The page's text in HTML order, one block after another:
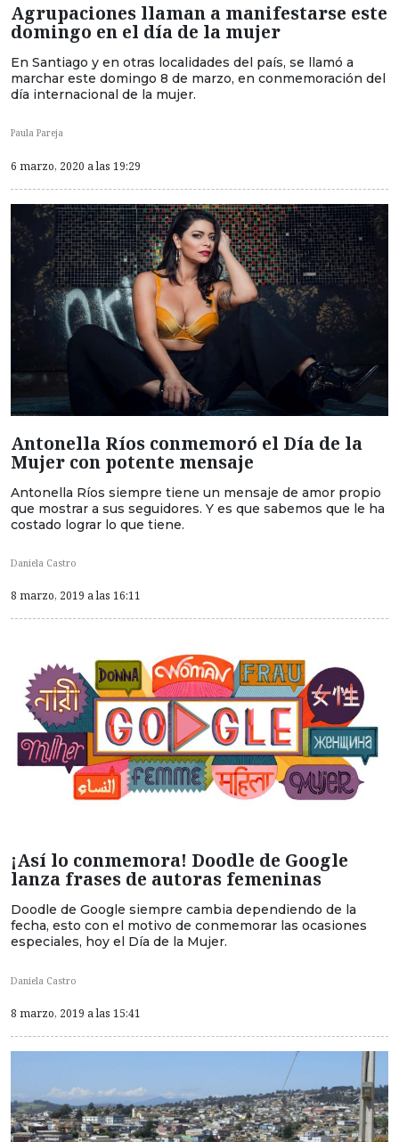
Agrupaciones llaman a manifestarse este
domingo en el día de la mujer
En Santiago y en otras localidades del país, se llamó a
marchar este domingo 8 de marzo, en conmemoración del
día internacional de la mujer.
Paula Pareja
6 marzo, 2020 a las 19:29
Antonella Ríos conmemoró el Día de la
Mujer con potente mensaje
Antonella Ríos siempre tiene un mensaje de amor propio
que mostrar a sus seguidores. Y es que sabemos que le ha
costado lograr lo que tiene.
Daniela Castro
8 marzo, 2019 a las 16:11
¡Así lo conmemora! Doodle de Google
lanza frases de autoras femeninas
Doodle de Google siempre cambia dependiendo de la
fecha, esto con el motivo de conmemorar las ocasiones
especiales, hoy el Día de la Mujer.
Daniela Castro
8 marzo, 2019 a las 15:41